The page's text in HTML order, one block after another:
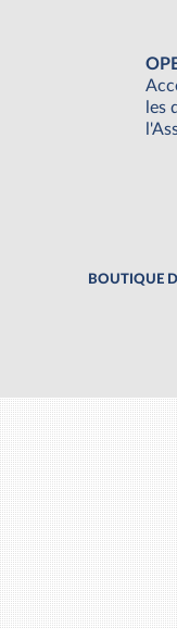
les
BOUTIQUE